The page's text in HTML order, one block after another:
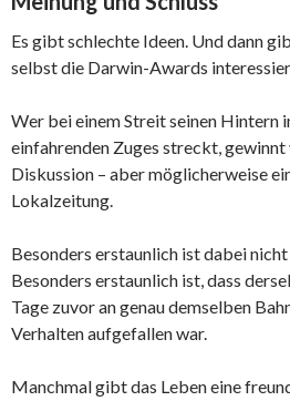
Es gibt schlechte Ideen. Und dann
selbst die Darwin-Awards
Wer bei einem Streit seinen Hintern
einfahrenden Zuges streckt,
Diskussion – aber möglicherweise
Lokalzeitung.
Besonders erstaunlich ist dabei
Besonders erstaunlich ist, dass
Tage zuvor an genau demselben
Verhalten aufgefallen war.
Manchmal gibt das Leben eine